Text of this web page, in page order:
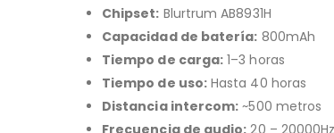
Chipset: Blurtrum AB8931H
Capacidad de batería: 800mAh
Tiempo de carga: 1–3 horas
Tiempo de uso:Hasta 40 horas
Distancia intercom: ~500 metros
Frecuencia de audio: 20 – 20000Hz